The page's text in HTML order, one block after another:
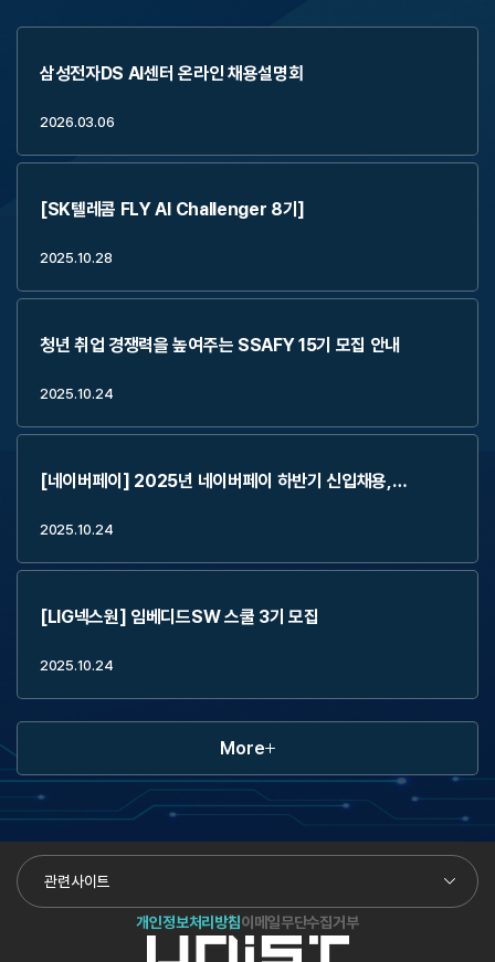
삼성전자DS AI센터 온라인 채용설명회
2026.03.06
[SK텔레콤 FLY AI Challenger 8기]
2025.10.28
청년 취업 경쟁력을 높여주는 SSAFY 15기 모집 안내
2025.10.24
[네이버페이] 2025년 네이버페이 하반기 신입채용,
2025.10.24
[LIG넥스원] 임베디드SW 스쿨 3기 모집
2025.10.24
More
개인정보처리방침이메일무단수집거부
관련사이트